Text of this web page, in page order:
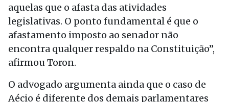
aquelas que o afasta das atividades
legislativas. O ponto fundamental é que o
afastamento imposto ao senador não
encontra qualquer respaldo na Constituição”,
afirmou Toron.
O advogado argumenta ainda que o caso de
Aécio é diferente dos demais parlamentares